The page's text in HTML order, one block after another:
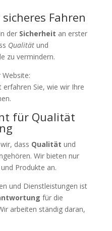
Fahren
der Sicherheit an erster
Qualitätund
zu vermindern.
erfahren Sie, wie wir Ihre
für Qualität
dass Qualität und
Wir bieten nur
Produkte an.
und Dienstleistungen ist
für die
arbeiten ständig daran,